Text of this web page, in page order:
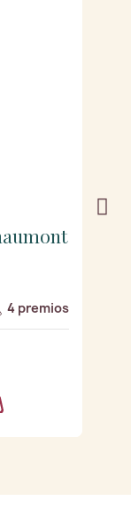
4 premios